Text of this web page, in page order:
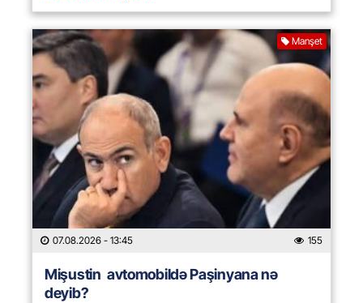
Manşet
07.08.2026 - 13:45 155
Mişustin avtomobildə Paşinyana nə
deyib?